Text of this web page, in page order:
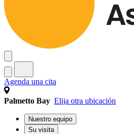
Agenda una cita
Palmetto Bay Elija otra ubicación
Nuestro equipo
Su visita